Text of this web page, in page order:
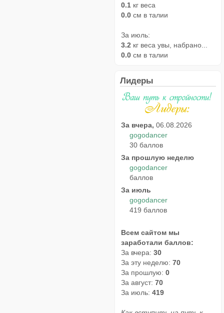
0.1 кг веса
0.0 см в талии
За июль:
3.2 кг веса увы, набрано...
0.0 см в талии
Лидеры
За вчера, 06.08.2026
gogodancer
30 баллов
За прошлую неделю
gogodancer
баллов
За июль
gogodancer
419 баллов
Всем сайтом мы
заработали баллов:
За вчера: 30
За эту неделю: 70
За прошлую: 0
За август: 70
За июль: 419